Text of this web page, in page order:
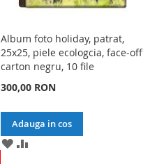
Album foto holiday, patrat,
25x25, piele ecologcia, face-off
carton negru, 10 file
300,00 RON
Adauga in cos
ADAUGA